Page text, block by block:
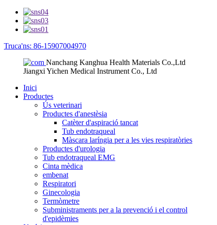
Truca'ns: 86-15907004970
Nanchang Kanghua Health Materials Co.,Ltd
Jiangxi Yichen Medical Instrument Co., Ltd
Inici
Productes
Ús veterinari
Productes d'anestèsia
Catèter d'aspiració tancat
Tub endotraqueal
Màscara laríngia per a les vies respiratòries
Productes d'urologia
Tub endotraqueal EMG
Cinta mèdica
embenat
Respiratori
Ginecologia
Termòmetre
Subministraments per a la prevenció i el control
d'epidèmies